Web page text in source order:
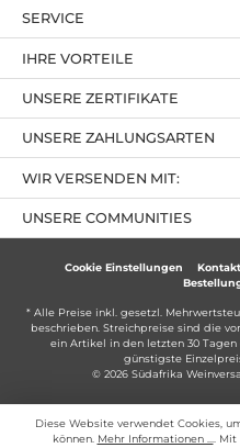
IHRE VORTEILE
UNSERE ZAHLUNGSARTEN
UNSERE ZERTIFIKATE
SERVICE
UNSERE COMMUNITIES
WIR VERSENDEN MIT:
Cookie Einstellungen Kontakt
* Alle Preise inkl. gesetzl.
beschrieben. Streichpreise sind die
ein Artikel in den letzten 30
günstigste
© 2026 Südafrika
Diese Website verwendet Cookies,
können. Mehr Informationen ...
.